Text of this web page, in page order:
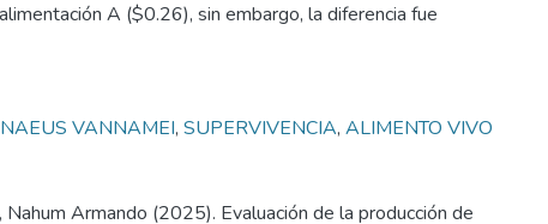
A ($0.26), sin embargo, la diferencia fue
VANNAMEI, SUPERVIVENCIA, ALIMENTO VIVO
Nahum Armando (2025). Evaluación de la producción de